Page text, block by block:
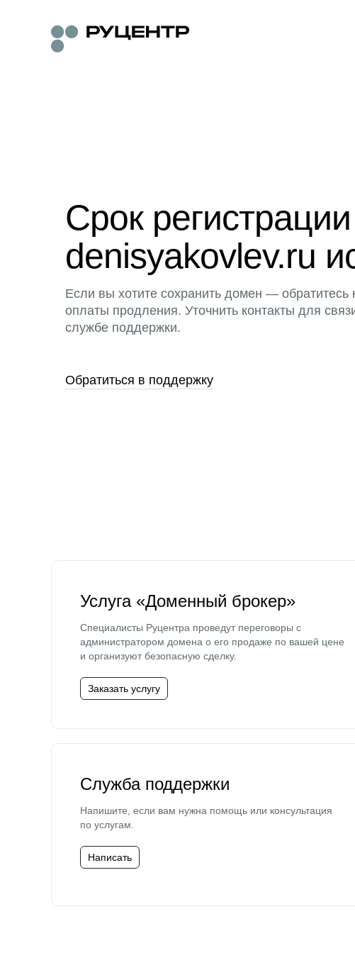
Срок
denisyakovlev.ru
Если вы хотите сохранить домен — обратитесь
оплаты продления. Уточнить контакты для
службе поддержки.
Обратиться в поддержку
Услуга «Доменный брокер»
Специалисты Руцентра проведут переговоры с
администратором домена о его продаже по вашей цене
и организуют безопасную сделку.
Заказать услугу
Служба поддержки
Напишите, если вам нужна помощь или консультация
по услугам.
Написать